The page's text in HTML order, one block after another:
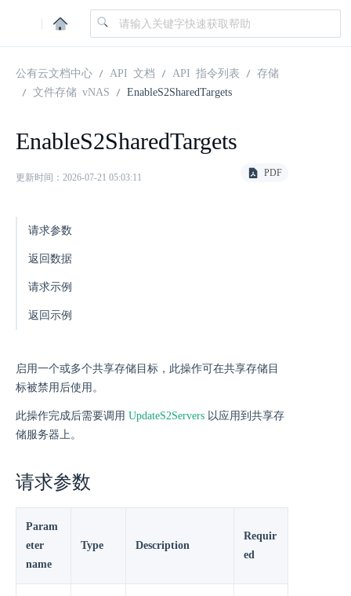
|
公有云文档中心 API 文档 API 指令列表
存储
文件存储 vNAS
EnableS2SharedTargets
EnableS2SharedTargets
更新时间：2026-07-21 05:03:11 PDF
请求参数
返回数据
请求示例
返回示例
启用一个或多个共享存储目标，此操作可在共享存储目
标被禁用后使用。
此操作完成后需要调用 UpdateS2Servers 以应用到共享存
储服务器上。
请求参数
Param
eter
name
Type Description
Requir
ed